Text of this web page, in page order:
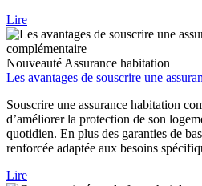
Lire
Nouveauté Assurance habitation
Les avantages de souscrire une
Souscrire une assurance habitation
d’améliorer la protection de son
quotidien. En plus des garanties de
renforcée adaptée aux besoins
Lire